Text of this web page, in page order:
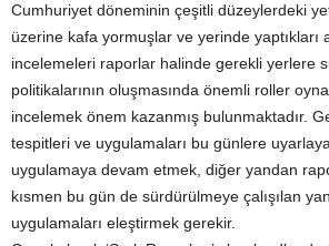
Cumhuriyet döneminin çeşitli düzeylerdeki
üzerine kafa yormuşlar ve yerinde yaptıkları
incelemeleri raporlar halinde gerekli yerlere
politikalarının oluşmasında önemli roller
incelemek önem kazanmış bulunmaktadır.
tespitleri ve uygulamaları bu günlere
uygulamaya devam etmek, diğer yandan
kısmen bu gün de sürdürülmeye çalışılan
uygulamaları eleştirmek gerekir.